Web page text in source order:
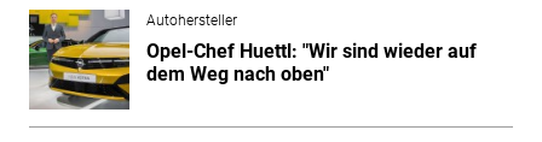
Autohersteller
Opel-Chef Huettl: "Wir sind wieder auf
dem Weg nach oben"